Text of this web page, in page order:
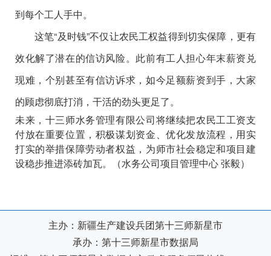
到每个工人手中。
这笔“及时钱”不仅让农民工权益得到切实保障，更有
效化解了潜在的信访风险。此前有工人担心年末薪资兑
现难，个别甚至有信访诉求，如今足额薪资到手，大家
的顾虑彻底打消，干活的劲头更足了。
未来，十三师水务管理有限公司将继续把农民工工资支
付放在重要位置，积极谋划资金、优化发放流程，用实
打实的举措保障劳动者权益，为师市社会稳定和项目建
设稳步推进添砖加瓦。（水务公司项目管理中心张毅）
主办：新疆生产建设兵团第十三师新星市
承办：第十三师新星市数据局